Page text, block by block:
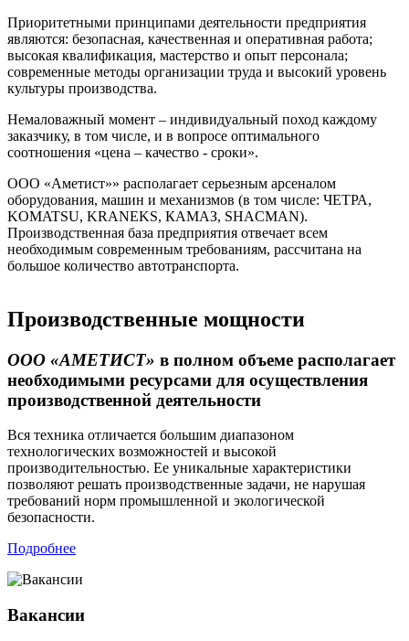
Приоритетными принципами деятельности предприятия
являются: безопасная, качественная и оперативная работа;
высокая квалификация, мастерство и опыт персонала;
современные методы организации труда и высокий уровень
культуры производства.
Немаловажный момент – индивидуальный поход каждому
заказчику, в том числе, и в вопросе оптимального
соотношения «цена – качество - сроки».
ООО «Аметист»» располагает серьезным арсеналом
оборудования, машин и механизмов (в том числе: ЧЕТРА,
KOMATSU, KRANEKS, КАМАЗ, SHACMAN).
Производственная база предприятия отвечает всем
необходимым современным требованиям, рассчитана на
большое количество автотранспорта.
Производственные мощности
ООО «АМЕТИСТ» в полном объеме располагает
необходимыми ресурсами для осуществления
производственной деятельности
Вся техника отличается большим диапазоном
технологических возможностей и высокой
производительностью. Ее уникальные характеристики
позволяют решать производственные задачи, не нарушая
требований норм промышленной и экологической
безопасности.
Подробнее
Вакансии